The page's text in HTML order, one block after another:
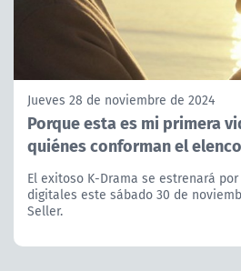
Jueves 28 de noviembre de 2024
Porque esta es mi primera
quiénes conforman el
El exitoso K-Drama se estrenará
digitales este sábado 30 de
Seller.